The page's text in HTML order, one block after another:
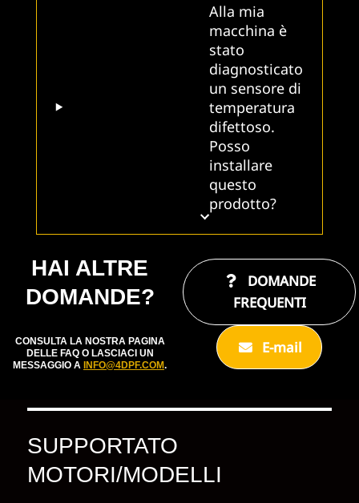
Alla mia
macchina è
stato
diagnosticato
un sensore di
temperatura
difettoso.
Posso
installare
questo
prodotto?
HAI ALTRE
DOMANDE?
CONSULTA LA NOSTRA PAGINA
DELLE FAQ O LASCIACI UN
MESSAGGIO A INFO@4DPF.COM.
DOMANDE
FREQUENTI
E-mail
SUPPORTATO
MOTORI/MODELLI